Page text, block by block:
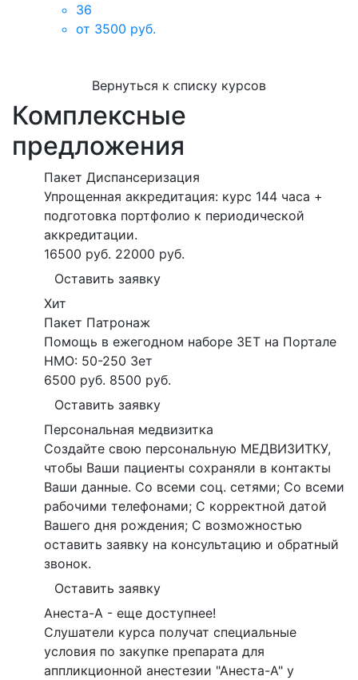
36
от 3500 руб.
Вернуться к списку курсов
Комплексные
предложения
Пакет Диспансеризация
Упрощенная аккредитация: курс 144 часа +
подготовка портфолио к периодической
аккредитации.
16500 руб. 22000 руб.
Оставить заявку
Хит
Пакет Патронаж
Помощь в ежегодном наборе ЗЕТ на Портале
НМО: 50-250 Зет
6500 руб. 8500 руб.
Оставить заявку
Персональная медвизитка
Создайте свою персональную МЕДВИЗИТКУ,
чтобы Ваши пациенты сохраняли в контакты
Ваши данные. Со всеми соц. сетями; Со всеми
рабочими телефонами; С корректной датой
Вашего дня рождения; С возможностью
оставить заявку на консультацию и обратный
звонок.
Оставить заявку
Анеста-А - еще доступнее!
Слушатели курса получат специальные
условия по закупке препарата для
аппликционной анестезии "Анеста-А" у